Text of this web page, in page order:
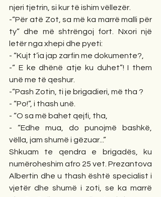
njeri tjetrin, si kur të ishim vëllezër.
-“Për atë Zot, sa më ka marrë malli për
ty” dhe më shtrëngoj fort. Nxori një
letër nga xhepi dhe pyeti:
- “Kujt t’ia jap zarfin me dokumente?,
-“ E ke dhënë atje ku duhet”! I them
unë me të qeshur.
-“Pash Zotin, ti je brigadieri, më tha ?
- “Po!”, i thash unë.
- “O sa më bahet qejfi, tha,
- “Edhe mua, do punojmë bashkë,
vëlla, jam shumë i gëzuar...”
Shkuam te qendra e brigadës, ku
numëroheshim afro 25 vet. Prezantova
Albertin dhe u thash është specialist i
vjetër dhe shumë i zoti, se ka marrë